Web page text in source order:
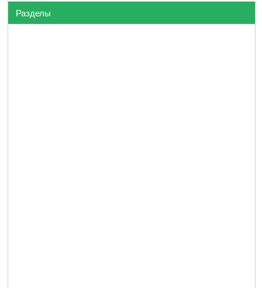
Разделы